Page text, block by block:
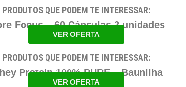
PRODUTOS QUE PODEM TE INTERESSAR:
Focus – 60 Cápsulas 2 unidades
VER OFERTA
PRODUTOS QUE PODEM TE INTERESSAR:
Protein 100% PURE – Baunilha
VER OFERTA